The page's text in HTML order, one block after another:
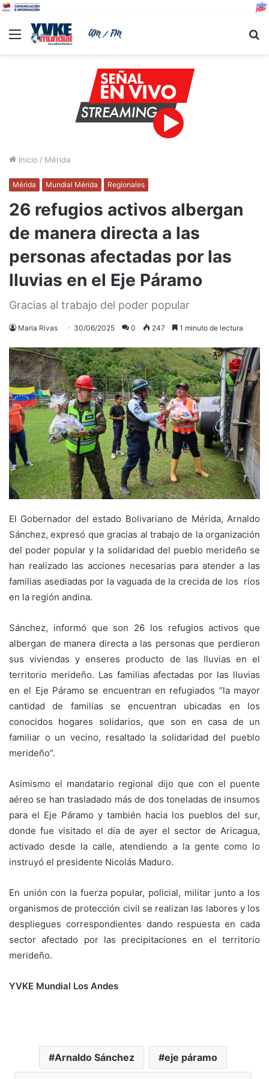
Menu
Inicio / Mérida
Mérida Mundial Mérida Regionales
26 refugios activos albergan
de manera directa a las
personas afectadas por las
lluvias en el Eje Páramo
Gracias al trabajo del poder popular
Maria Rivas 30/06/2025 0 247 1 minuto de lectura
El Gobernador del estado Bolivariano de Mérida, Arnaldo
Sánchez, expresó que gracias al trabajo de la organización
del poder popular y la solidaridad del pueblo merideño se
han realizado las acciones necesarias para atender a las
familias asediadas por la vaguada de la crecida de los ríos
en la región andina.
Sánchez, informó que son 26 los refugios activos que
albergan de manera directa a las personas que perdieron
sus viviendas y enseres producto de las lluvias en el
territorio merideño. Las familias afectadas por las lluvias
en el Eje Páramo se encuentran en refugiados “la mayor
cantidad de familias se encuentran ubicadas en los
conocidos hogares solidarios, que son en casa de un
familiar o un vecino, resaltado la solidaridad del pueblo
merideño”.
Asimismo el mandatario regional dijo que con el puente
aéreo se han trasladado más de dos toneladas de insumos
para el Eje Páramo y también hacia los pueblos del sur,
donde fue visitado el día de ayer el sector de Aricagua,
activado desde la calle, atendiendo a la gente como lo
instruyó el presidente Nicolás Maduro.
En unión con la fuerza popular, policial, militar junto a los
organismos de protección civil se realizan las labores y los
despliegues correspondientes dando respuesta en cada
sector afectado por las precipitaciones en el territorio
merideño.
YVKE Mundial Los Andes
Arnaldo Sánchez eje páramo